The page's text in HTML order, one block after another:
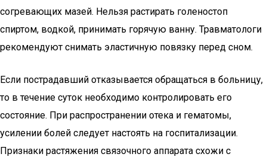
согревающих мазей. Нельзя растирать голеностоп
спиртом, водкой, принимать горячую ванну. Травматологи
рекомендуют снимать эластичную повязку перед сном.
Если пострадавший отказывается обращаться в больницу,
то в течение суток необходимо контролировать его
состояние. При распространении отека и гематомы,
усилении болей следует настоять на госпитализации.
Признаки растяжения связочного аппарата схожи с